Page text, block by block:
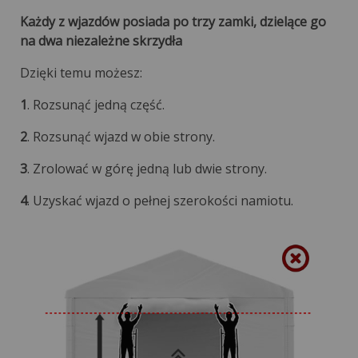
Każdy z wjazdów posiada po trzy zamki, dzielące go
na dwa niezależne skrzydła
Dzięki temu możesz:
1. Rozsunąć jedną część.
2. Rozsunąć wjazd w obie strony.
3. Zrolować w górę jedną lub dwie strony.
4. Uzyskać wjazd o pełnej szerokości namiotu.